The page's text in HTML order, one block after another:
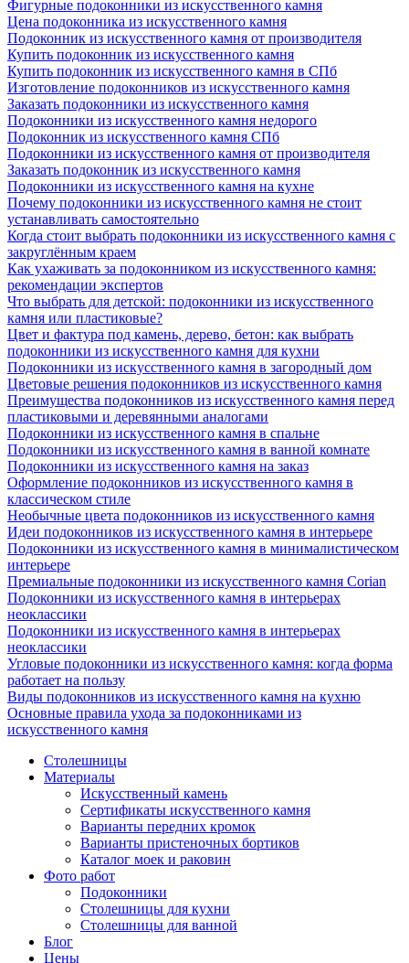
Фигурные подоконники из искусственного камня
Цена подоконника из искусственного камня
Подоконник из искусственного камня от производителя
Купить подоконник из искусственного камня
Купить подоконник из искусственного камня в СПб
Изготовление подоконников из искусственного камня
Заказать подоконники из искусственного камня
Подоконники из искусственного камня недорого
Подоконник из искусственного камня СПб
Подоконники из искусственного камня от производителя
Заказать подоконник из искусственного камня
Подоконники из искусственного камня на кухне
Почему подоконники из искусственного камня не стоит
устанавливать самостоятельно
Когда стоит выбрать подоконники из искусственного камня с
закруглённым краем
Как ухаживать за подоконником из искусственного камня:
рекомендации экспертов
Что выбрать для детской: подоконники из искусственного
камня или пластиковые?
Цвет и фактура под камень, дерево, бетон: как выбрать
подоконники из искусственного камня для кухни
Подоконники из искусственного камня в загородный дом
Цветовые решения подоконников из искусственного камня
Преимущества подоконников из искусственного камня перед
пластиковыми и деревянными аналогами
Подоконники из искусственного камня в спальне
Подоконники из искусственного камня в ванной комнате
Подоконники из искусственного камня на заказ
Оформление подоконников из искусственного камня в
классическом стиле
Необычные цвета подоконников из искусственного камня
Идеи подоконников из искусственного камня в интерьере
Подоконники из искусственного камня в минималистическом
интерьере
Премиальные подоконники из искусственного камня Corian
Подоконники из искусственного камня в интерьерах
неоклассики
Подоконники из искусственного камня в интерьерах
неоклассики
Угловые подоконники из искусственного камня: когда форма
работает на пользу
Виды подоконников из искусственного камня на кухню
Основные правила ухода за подоконниками из
искусственного камня
Столешницы
Материалы
Искусственный камень
Сертификаты искусственного камня
Варианты передних кромок
Варианты пристеночных бортиков
Каталог моек и раковин
Фото работ
Подоконники
Столешницы для кухни
Столешницы для ванной
Блог
Цены